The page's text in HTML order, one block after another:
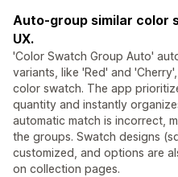
Auto-group similar color
UX.
'Color Swatch Group Auto'
variants, like 'Red' and
color swatch. The app
quantity and instantly
automatic match is incorrect,
the groups. Swatch designs
customized, and options are
on collection pages.